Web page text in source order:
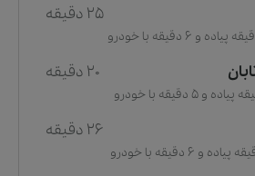
25 دقیقه
20 دقیقه
26 دقیقه